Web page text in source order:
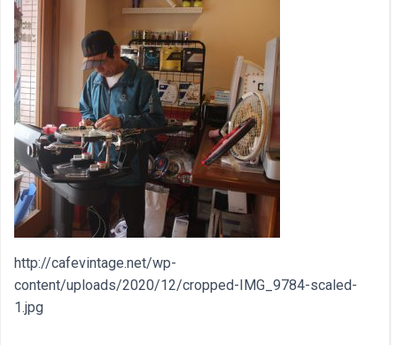
http://cafevintage.net/wp-
content/uploads/2020/12/cropped-IMG_9784-scaled-
1.jpg